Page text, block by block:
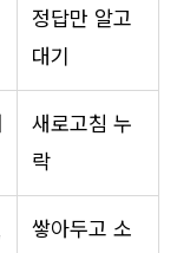
정답만 알고
대기
새로고침 누
락
쌓아두고 소